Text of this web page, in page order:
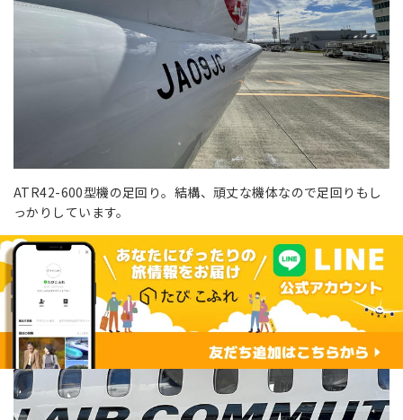
ATR42-600型機の足回り。結構、頑丈な機体なので足回りもし
っかりしています。